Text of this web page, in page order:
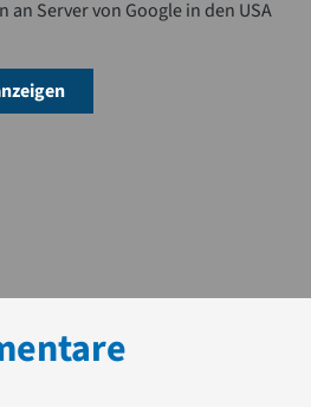
an Server von Google in den USA
& Video anzeigen